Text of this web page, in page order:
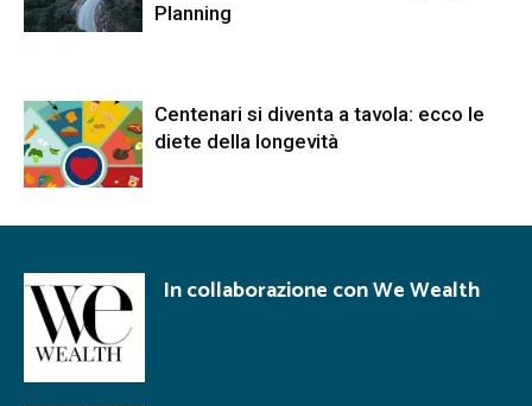
Planning
Centenari si diventa a tavola: ecco le
diete della longevità
In collaborazione con We Wealth